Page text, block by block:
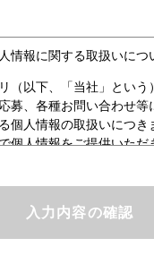
情報に関する取扱いにつ
（以下、「当社」という
募、各種お問い合わせ等
個人情報の取扱いにつき
個人情報をご提供いただ
個人情報保護方針